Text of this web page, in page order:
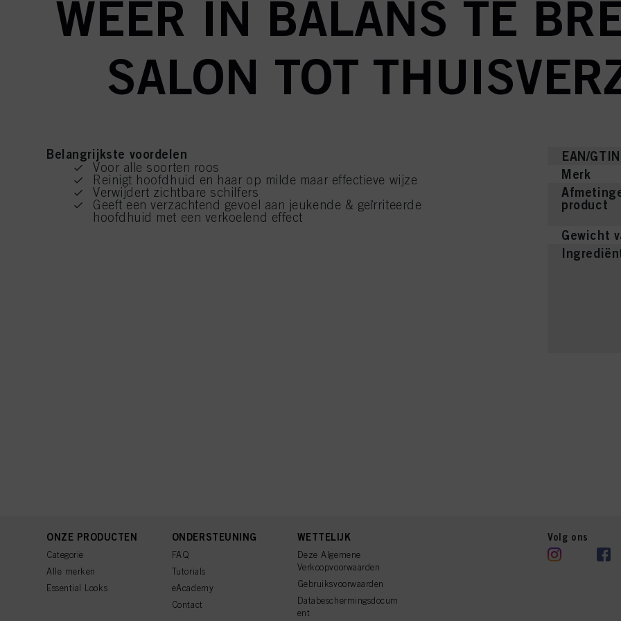
WEER IN BALANS TE
SALON TOT
Belangrijkste voordelen
Voor alle soorten roos
Reinigt hoofdhuid en haar op milde maar effectieve wijze
Verwijdert zichtbare schilfers
Geeft een verzachtend gevoel aan jeukende & geïrriteerde
hoofdhuid met een verkoelend effect
EAN/GTIN
Merk
product
Gewicht
ONZE PRODUCTEN
Categorie
Alle merken
Essential Looks
ONDERSTEUNING
FAQ
Tutorials
eAcademy
Contact
WETTELIJK
Deze Algemene
Verkoopvoorwaarden
Gebruiksvoorwaarden
Databeschermingsdocum
ent
Volg ons